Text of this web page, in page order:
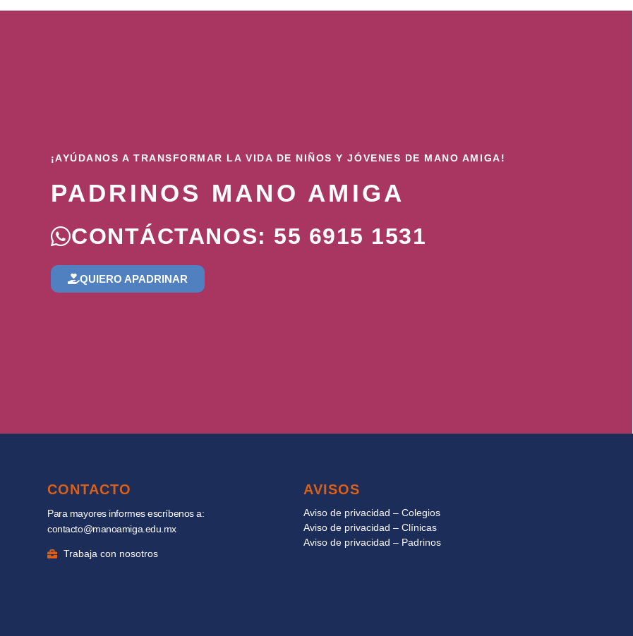
¡AYÚDANOS A TRANSFORMAR LA VIDA DE NIÑOS Y JÓVENES DE MANO AMIGA!
PADRINOS MANO AMIGA
CONTÁCTANOS: 55 6915 1531
QUIERO APADRINAR
CONTACTO
Para mayores informes escríbenos a:
contacto@manoamiga.edu.mx
Trabaja con nosotros
AVISOS
Aviso de privacidad – Colegios
Aviso de privacidad – Clínicas
Aviso de privacidad – Padrinos